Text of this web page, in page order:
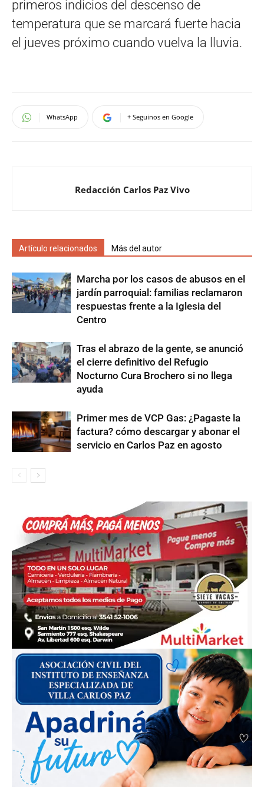
primeros indicios del descenso de
temperatura que se marcará fuerte hacia
el jueves próximo cuando vuelva la lluvia.
WhatsApp + Seguinos en Google
Redacción Carlos Paz Vivo
Artículo relacionados Más del autor
Marcha por los casos de abusos en el
jardín parroquial: familias reclamaron
respuestas frente a la Iglesia del
Centro
Tras el abrazo de la gente, se anunció
el cierre definitivo del Refugio
Nocturno Cura Brochero si no llega
ayuda
Primer mes de VCP Gas: ¿Pagaste la
factura? cómo descargar y abonar el
servicio en Carlos Paz en agosto